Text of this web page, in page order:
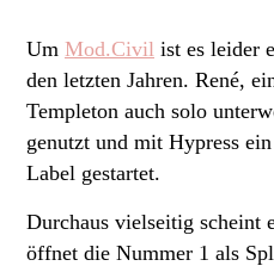
Um Mod.Civil ist es leider
den letzten Jahren. René,
Templeton auch solo
genutzt und mit Hypress
Label gestartet.
Durchaus vielseitig scheint
öffnet die Nummer 1 als